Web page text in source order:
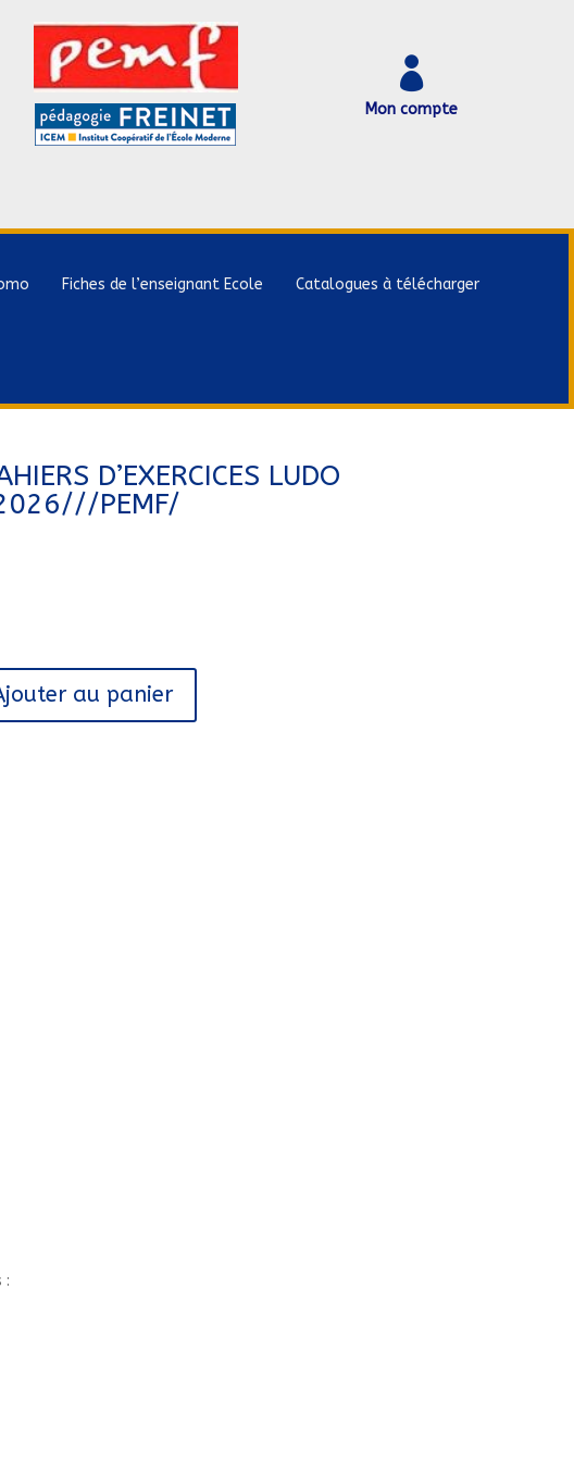

Mon compte
Fiches de l’enseignant Ecole Catalogues à télécharger
D’EXERCICES LUDO
PEMF/
au panier
: